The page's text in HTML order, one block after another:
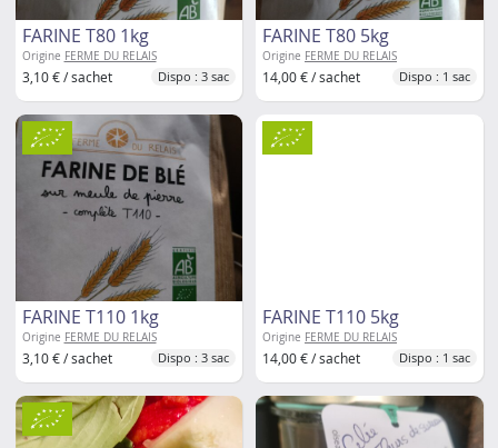
FARINE T80 1kg
Origine FERME DU RELAIS
3,10 € / sachet Dispo : 3 sac
FARINE T80 5kg
Origine FERME DU RELAIS
14,00 € / sachet Dispo : 1 sac
FARINE T110 1kg
Origine FERME DU RELAIS
3,10 € / sachet Dispo : 3 sac
FARINE T110 5kg
Origine FERME DU RELAIS
14,00 € / sachet Dispo : 1 sac